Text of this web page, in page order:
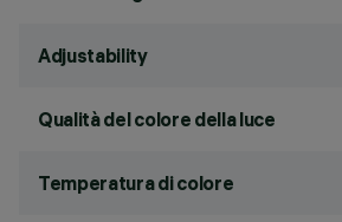
Adjustability
Qualità del colore della luce
Temperatura di colore